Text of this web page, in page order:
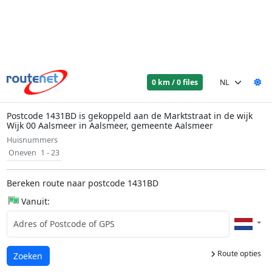
0 km / 0 files
Postcode 1431BD is gekoppeld aan de Marktstraat in de wijk
Wijk 00 Aalsmeer in Aalsmeer, gemeente Aalsmeer
Huisnummers
Oneven 1 - 23
Bereken route naar postcode 1431BD
Vanuit:
Route opties
Laden...
Zoeken